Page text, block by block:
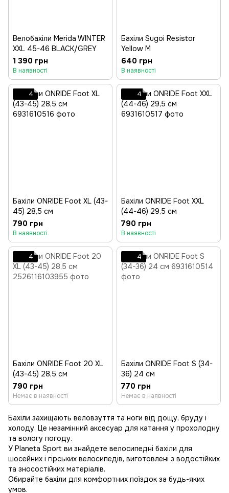
Велобахіли Merida WINTER
XXL 45-46 BLACK/GREY
1 390 грн
В наявності
Бахіли Sugoi Resistor
Yellow M
640 грн
В наявності
4
Бахіли ONRIDE Foot XL (43-
45) 28,5 см
790 грн
В наявності
4
Бахіли ONRIDE Foot XXL
(44-46) 29,5 см
790 грн
В наявності
4
Бахіли ONRIDE Foot 20 XL
(43-45) 28,5 см
790 грн
Немає в наявності
4
Бахіли ONRIDE Foot S (34-
36) 24 см
770 грн
Немає в наявності
Бахіли захищають веловзуття та ноги від дощу, бруду і
холоду. Це незамінний аксесуар для катання у прохолодну
та вологу погоду.
У Planeta Sport ви знайдете велосипедні бахіли для
шосейних і гірських велосипедів, виготовлені з водостійких
та зносостійких матеріалів.
Обирайте бахіли для комфортних поїздок за будь-яких
умов.